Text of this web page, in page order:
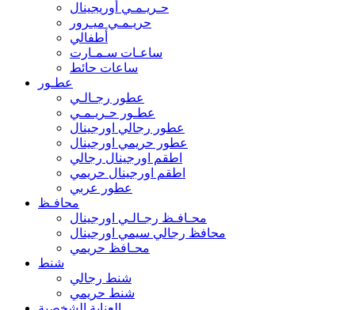
حـريـمـي أوريجينال
حريـمـي ميـرور
أطفالي
ساعـات سـمـارت
ساعات حائط
عطـور
عطور رجـالـي
عطـور حـريـمـي
عطور رجالي اورجينال
عطور حريمي اورجينال
اطقم اورجينال رجالي
اطقم اورجينال حريمي
عطور عربي
محافـظ
محـافـظ رجـالـي اورجينال
محافظ رجالي سيمي اورجينال
محـافظ حريمي
شنط
شنط رجالي
شنط حريمي